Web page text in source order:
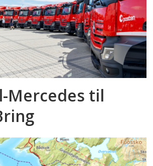
Mercedes til